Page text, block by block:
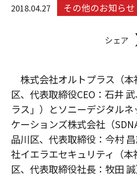
2018.04.27 その他のお知らせ
シェア
株式会社オルトプラス（
区、代表取締役CEO：石井
ラス」）とソニーデジタルネ
ケーションズ株式会社（
品川区、代表取締役：今村
社イエラエセキュリティ（
区、代表取締役社長：牧田